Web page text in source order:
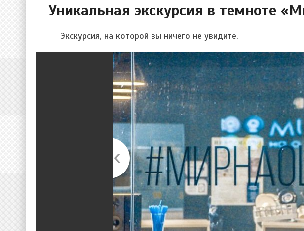
Уникальная экскурсия в темноте
Экскурсия, на которой вы ничего не увидите.